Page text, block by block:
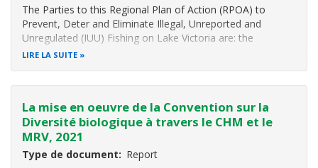
The Parties to this Regional Plan of Action (RPOA) to
Prevent, Deter and Eliminate Illegal, Unreported and
Unregulated (IUU) Fishing on Lake Victoria are: the
Governments of the Republic of Kenya, the United Republic
LIRE LA SUITE
La mise en oeuvre de la Convention sur la
Diversité biologique à travers le CHM et le
MRV, 2021
Type de document
Report